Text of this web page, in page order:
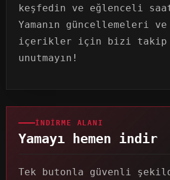
keşfedin ve eğlenceli
Yamanın güncellemeleri
içerikler için bizi takip
unutmayın!
İNDIRME ALANI
Yamayı hemen indir
Tek butonla güvenli